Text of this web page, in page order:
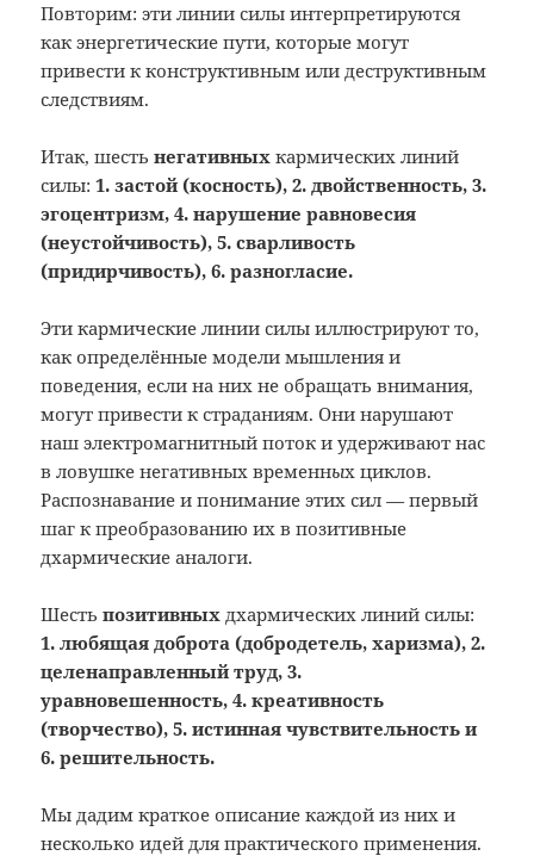
Повторим: эти линии силы интерпретируются
как энергетические пути, которые могут
привести к конструктивным или деструктивным
следствиям.
Итак, шестьнегативных кармических линий
силы:1. застой (косность), 2. двойственность, 3.
эгоцентризм, 4. нарушение равновесия
(неустойчивость), 5. сварливость
(придирчивость), 6. разногласие.
Эти кармические линии силы иллюстрируют то,
как определённые модели мышления и
поведения, если на них не обращать внимания,
могут привести к страданиям. Они нарушают
наш электромагнитный поток и удерживают нас
в ловушке негативных временных циклов.
Распознавание и понимание этих сил—первый
шаг к преобразованию их в позитивные
дхармические аналоги.
Шестьпозитивных дхармических линий силы:
1. любящая доброта (добродетель, харизма), 2.
целенаправленный труд, 3.
уравновешенность, 4. креативность
(творчество), 5. истинная чувствительность и
6. решительность.
Мы дадим краткое описание каждой из них и
несколько идей для практического применения.